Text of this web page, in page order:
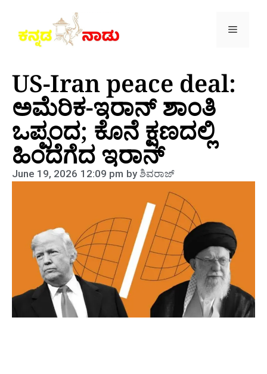
US-Iran peace deal:
ಅಮೆರಿಕ-ಇರಾನ್ ಶಾಂತಿ
ಒಪ್ಪಂದ; ಕೊನೆ ಕ್ಷಣದಲ್ಲಿ
ಹಿಂದೆಗೆದ ಇರಾನ್
June 19, 2026 12:09 pm byಶಿವರಾಜ್